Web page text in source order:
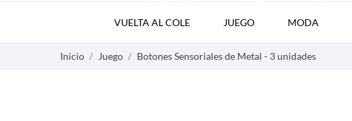
VUELTA AL COLE JUEGO MODA
Inicio Juego Botones Sensoriales de Metal - 3 unidades